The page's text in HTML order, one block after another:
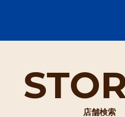
店舗検索